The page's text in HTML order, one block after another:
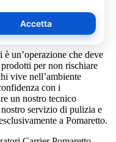
Carrier
un’operazione che deve
per non rischiare
vive nell’ambiente
con i
un nostro tecnico
servizio di pulizia e
a Pomaretto.